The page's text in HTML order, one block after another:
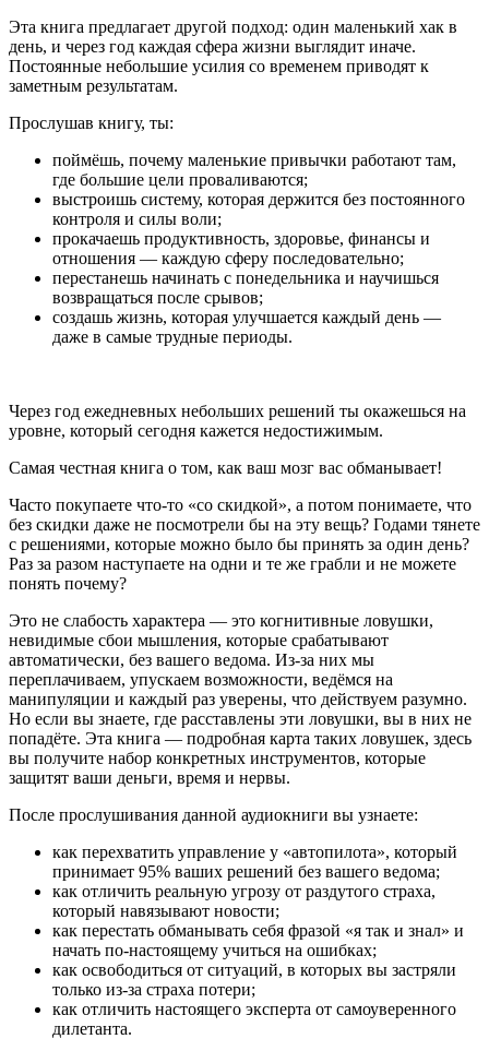
Эта книга предлагает другой подход: один маленький хак в
день, и через год каждая сфера жизни выглядит иначе.
Постоянные небольшие усилия со временем приводят к
заметным результатам.
Прослушав книгу, ты:
поймёшь, почему маленькие привычки работают там,
где большие цели проваливаются;
выстроишь систему, которая держится без постоянного
контроля и силы воли;
прокачаешь продуктивность, здоровье, финансы и
отношения — каждую сферу последовательно;
перестанешь начинать с понедельника и научишься
возвращаться после срывов;
создашь жизнь, которая улучшается каждый день —
даже в самые трудные периоды.
Через год ежедневных небольших решений ты окажешься на
уровне, который сегодня кажется недостижимым.
Самая честная книга о том, как ваш мозг вас обманывает!
Часто покупаете что-то «со скидкой», а потом понимаете, что
без скидки даже не посмотрели бы на эту вещь? Годами тянете
с решениями, которые можно было бы принять за один день?
Раз за разом наступаете на одни и те же грабли и не можете
понять почему?
Это не слабость характера — это когнитивные ловушки,
невидимые сбои мышления, которые срабатывают
автоматически, без вашего ведома. Из-за них мы
переплачиваем, упускаем возможности, ведёмся на
манипуляции и каждый раз уверены, что действуем разумно.
Но если вы знаете, где расставлены эти ловушки, вы в них не
попадёте. Эта книга — подробная карта таких ловушек, здесь
вы получите набор конкретных инструментов, которые
защитят ваши деньги, время и нервы.
После прослушивания данной аудиокниги вы узнаете:
как перехватить управление у «автопилота», который
принимает 95% ваших решений без вашего ведома;
как отличить реальную угрозу от раздутого страха,
который навязывают новости;
как перестать обманывать себя фразой «я так и знал» и
начать по-настоящему учиться на ошибках;
как освободиться от ситуаций, в которых вы застряли
только из-за страха потери;
как отличить настоящего эксперта от самоуверенного
дилетанта.